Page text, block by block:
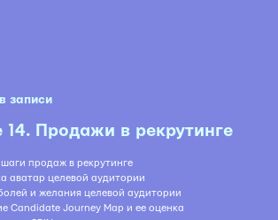
записи
14. Продажи в рекрутинге
продаж в рекрутинге
аватар целевой аудитории
и желания целевой аудитории
Candidate Journey Map и ее оценка